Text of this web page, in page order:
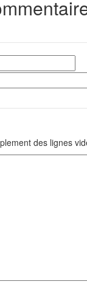
des lignes